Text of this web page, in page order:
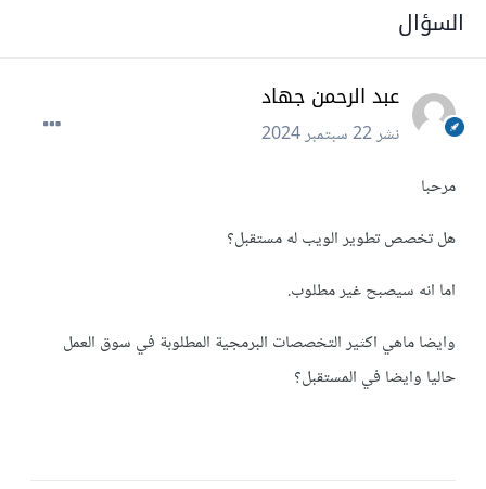
السؤال
عبد الرحمن جهاد
نشر22 سبتمبر 2024
مرحبا
هل تخصص تطوير الويب له مستقبل؟
اما انه سيصبح غير مطلوب.
وايضا ماهي اكثير التخصصات البرمجية المطلوبة في سوق العمل
حاليا وايضا في المستقبل؟